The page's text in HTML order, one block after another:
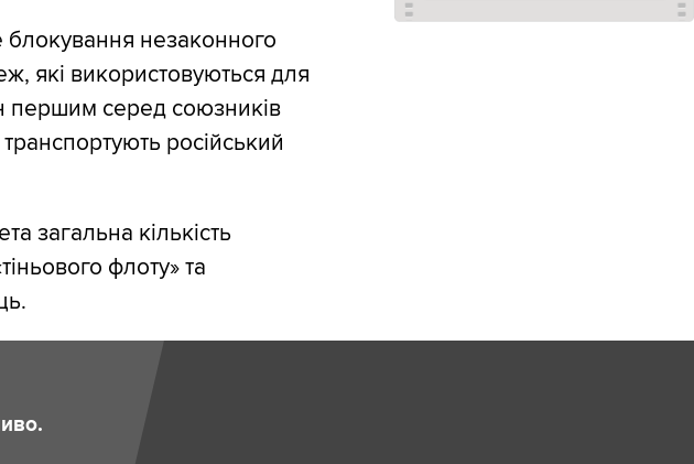
блокування незаконного
які використовуються для
першим серед союзників
російський
загальна кількість
флоту» та